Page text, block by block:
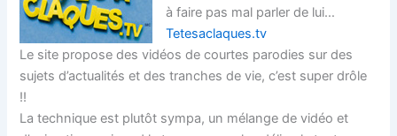
à faire pas mal parler de lui…
Tetesaclaques.tv
Le site propose des vidéos de courtes parodies sur des
sujets d’actualités et des tranches de vie, c’est super drôle
!!
La technique est plutôt sympa, un mélange de vidéo et